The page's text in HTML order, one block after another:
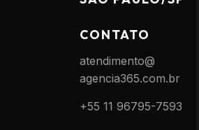
CONTATO
atendimento@
agencia365.com.br
+55 11 96795-7593